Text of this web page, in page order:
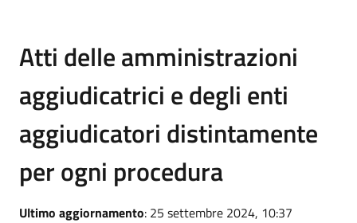
Atti delle amministrazioni
aggiudicatrici e degli enti
aggiudicatori distintamente
per ogni procedura
Ultimo aggiornamento: 25 settembre 2024, 10:37